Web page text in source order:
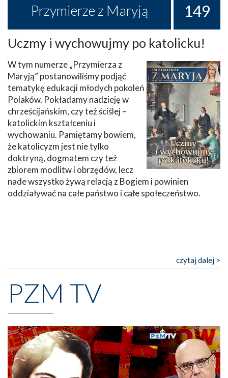
Przymierze z Maryją 149
Uczmy i wychowujmy po katolicku!
W tym numerze „Przymierza z
Maryją” postanowiliśmy podjąć
tematykę edukacji młodych pokoleń
Polaków. Pokładamy nadzieję w
chrześcijańskim, czy też ściślej –
katolickim kształceniu i
wychowaniu. Pamiętamy bowiem,
że katolicyzm jest nie tylko
doktryną, dogmatem czy też
zbiorem modlitw i obrzędów, lecz
nade wszystko żywą relacją z Bogiem i powinien
oddziaływać na całe państwo i całe społeczeństwo.
czytaj dalej >
PZM TV